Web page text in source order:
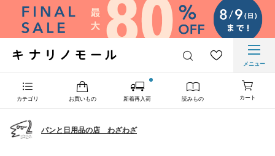
メニュー
カテゴリ お買いもの 新着再入荷 読みもの カート
パンと日用品の店 わざわざ